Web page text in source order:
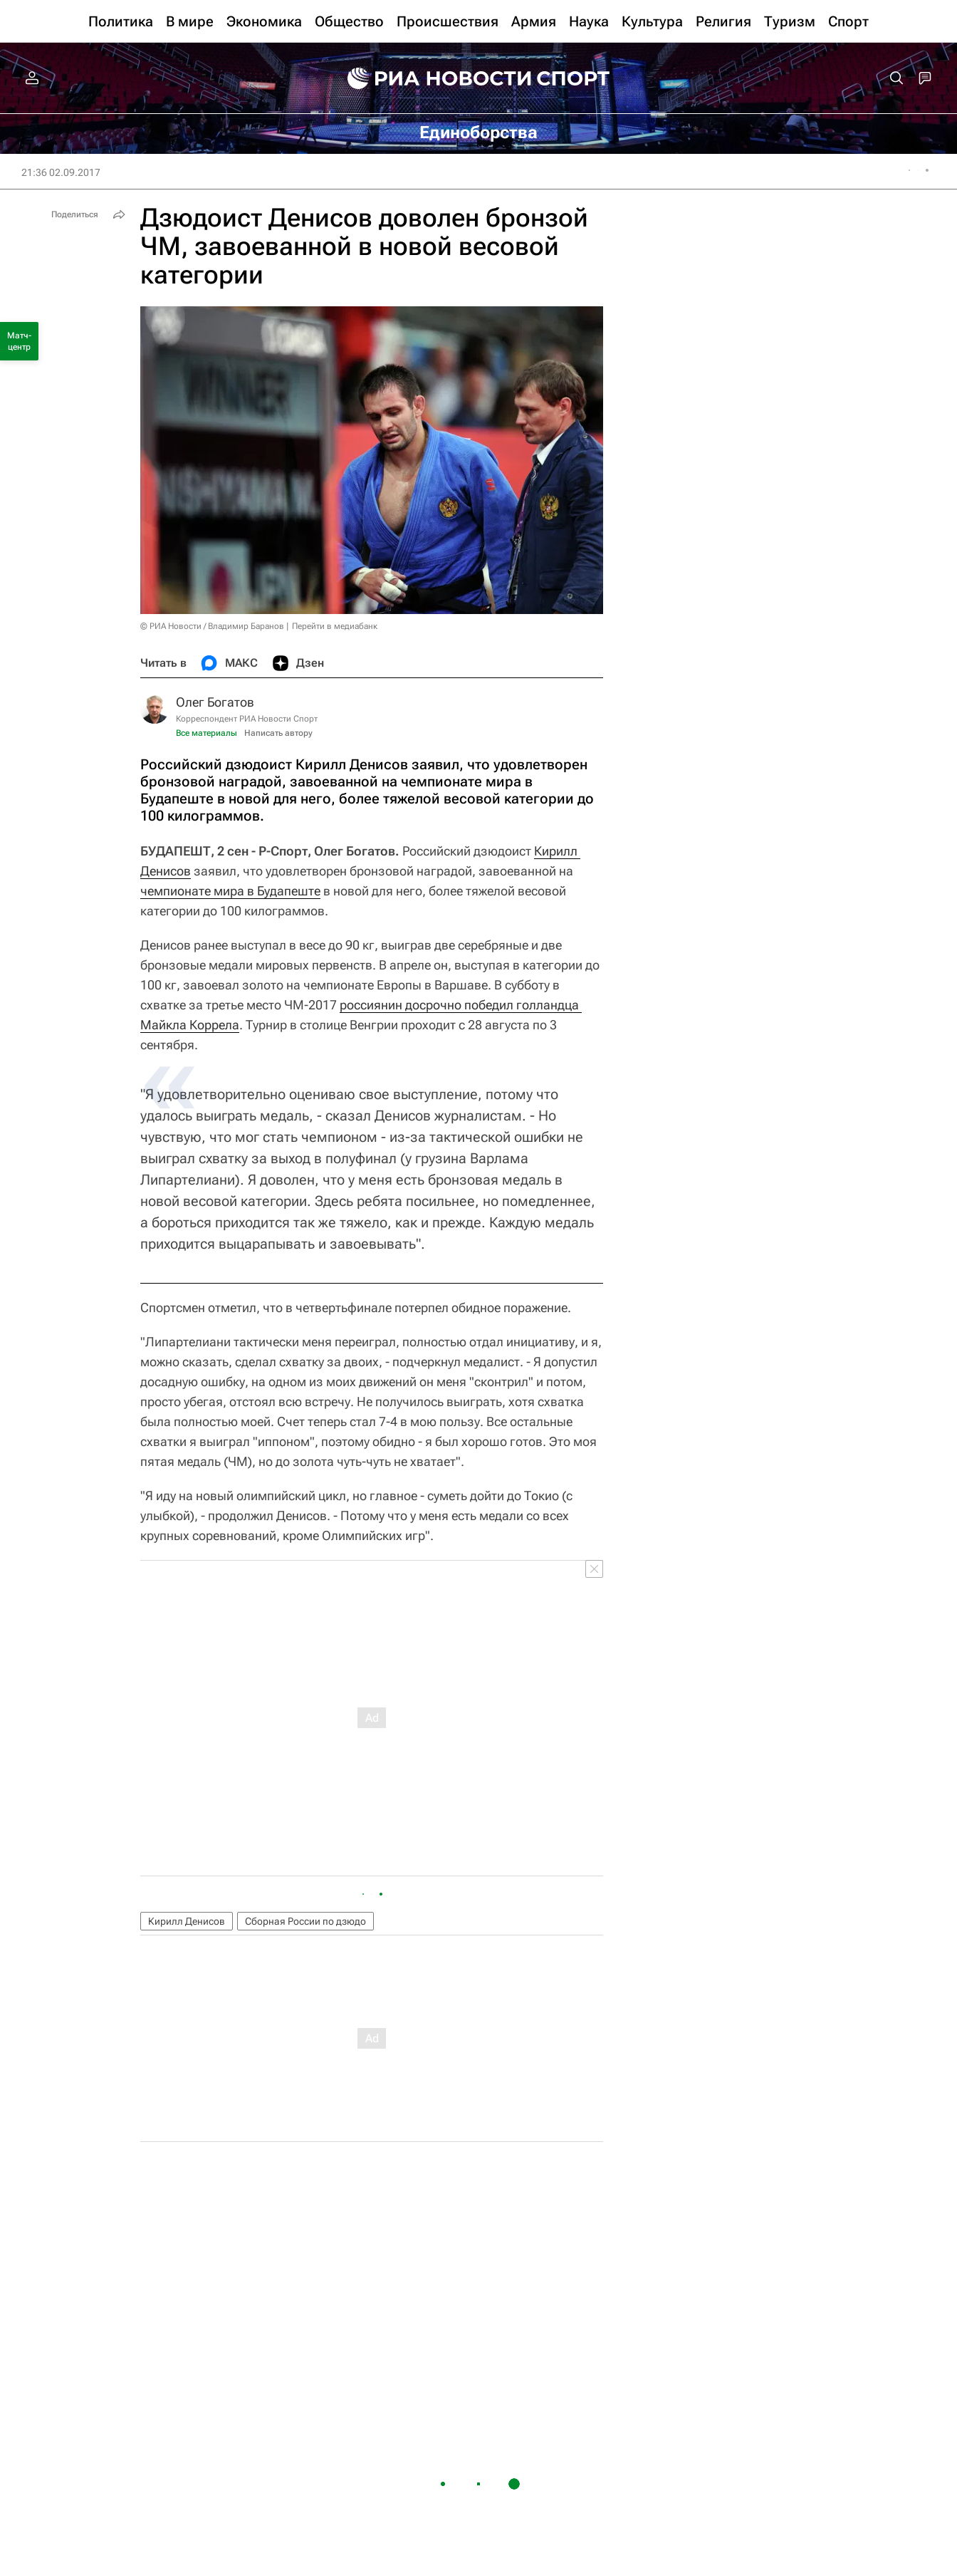
Политика В мире Экономика Общество Происшествия Армия Наука Культура Религия Туризм Спорт
Единоборства
21:36 02.09.2017
Дзюдоист Денисов доволен бронзой
ЧМ, завоеванной в новой весовой
категории
© РИА Новости / Владимир Баранов Перейти в медиабанк
Читать в МАКС Дзен
Олег Богатов
Корреспондент РИА Новости Спорт
Все материалы
Написать автору
Российский дзюдоист Кирилл Денисов заявил, что удовлетворен
бронзовой наградой, завоеванной на чемпионате мира в
Будапеште в новой для него, более тяжелой весовой категории до
100 килограммов.
БУДАПЕШТ, 2 сен - Р-Спорт, Олег Богатов. Российский дзюдоист Кирилл
Денисов заявил, что удовлетворен бронзовой наградой, завоеванной на
чемпионате мира в Будапеште в новой для него, более тяжелой весовой
категории до 100 килограммов.
Денисов ранее выступал в весе до 90 кг, выиграв две серебряные и две
бронзовые медали мировых первенств. В апреле он, выступая в категории до
100 кг, завоевал золото на чемпионате Европы в Варшаве. В субботу в
схватке за третье место ЧМ-2017 россиянин досрочно победил голландца
Майкла Коррела. Турнир в столице Венгрии проходит с 28 августа по 3
сентября.
"Я удовлетворительно оцениваю свое выступление, потому что
удалось выиграть медаль, - сказал Денисов журналистам. - Но
чувствую, что мог стать чемпионом - из-за тактической ошибки не
выиграл схватку за выход в полуфинал (у грузина Варлама
Липартелиани). Я доволен, что у меня есть бронзовая медаль в
новой весовой категории. Здесь ребята посильнее, но помедленнее,
а бороться приходится так же тяжело, как и прежде. Каждую медаль
приходится выцарапывать и завоевывать".
Спортсмен отметил, что в четвертьфинале потерпел обидное поражение.
"Липартелиани тактически меня переиграл, полностью отдал инициативу, и я,
можно сказать, сделал схватку за двоих, - подчеркнул медалист. - Я допустил
досадную ошибку, на одном из моих движений он меня "сконтрил" и потом,
просто убегая, отстоял всю встречу. Не получилось выиграть, хотя схватка
была полностью моей. Счет теперь стал 7-4 в мою пользу. Все остальные
схватки я выиграл "иппоном", поэтому обидно - я был хорошо готов. Это моя
пятая медаль (ЧМ), но до золота чуть-чуть не хватает".
"Я иду на новый олимпийский цикл, но главное - суметь дойти до Токио (с
улыбкой), - продолжил Денисов. - Потому что у меня есть медали со всех
крупных соревнований, кроме Олимпийских игр".
Кирилл Денисов Сборная России по дзюдо
Поделиться
Матч-
центр